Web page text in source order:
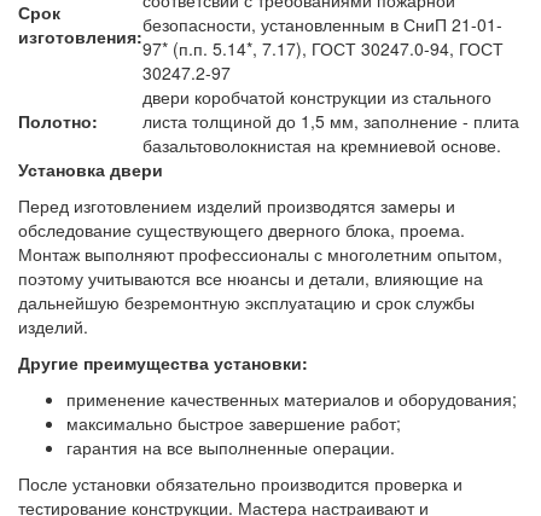
Срок
изготовления:безопасности, установленным в СниП 21-01-
97* (п.п. 5.14*, 7.17), ГОСТ 30247.0-94, ГОСТ
30247.2-97
Полотно:
двери коробчатой конструкции из стального
листа толщиной до 1,5 мм, заполнение - плита
базальтоволокнистая на кремниевой основе.
Установка двери
Перед изготовлением изделий производятся замеры и
обследование существующего дверного блока, проема.
Монтаж выполняют профессионалы с многолетним опытом,
поэтому учитываются все нюансы и детали, влияющие на
дальнейшую безремонтную эксплуатацию и срок службы
изделий.
Другие преимущества установки:
применение качественных материалов и оборудования;
максимально быстрое завершение работ;
гарантия на все выполненные операции.
После установки обязательно производится проверка и
тестирование конструкции. Мастера настраивают и